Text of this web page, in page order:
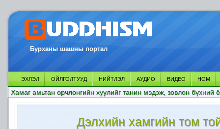
Бурханы шашны портал
ЭХЛЭЛ ОЙЛГОЛТУУД НИЙТЛЭЛ АУДИО ВИДЕО НОМ
Хамаг амьтан орчлонгийн хуулийг танин мэдэж, зовлон бүхний
Дэлхийн хамгийн том